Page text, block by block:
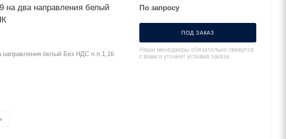
на два направления белый
белый Без НДС п.п.1,16
По запросу
ПОД ЗАКАЗ
Наши менеджеры обязательно свяжутся
с вами и уточнят условия заказа